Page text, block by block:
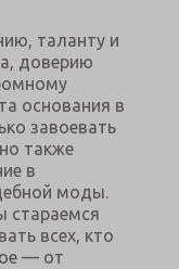
таланту и
доверию
основания в
завоевать
также
в
моды.
стараемся
всех, кто
— от